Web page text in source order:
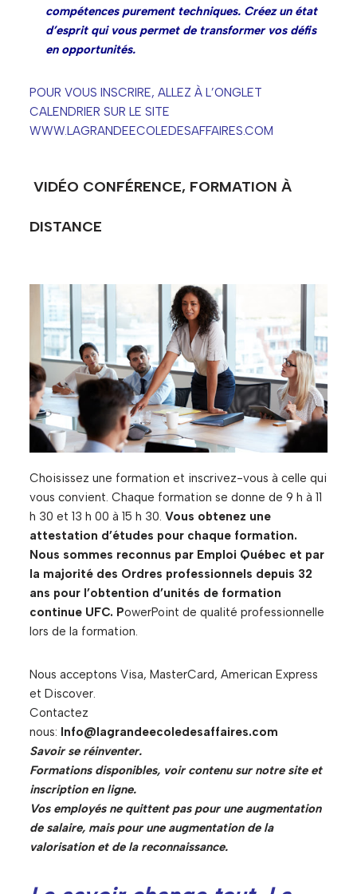
compétences purement techniques. Créez un état
d’esprit qui vous permet de transformer vos défis
en opportunités.
POUR VOUS INSCRIRE, ALLEZ À L’ONGLET
CALENDRIER SUR LE SITE
WWW.LAGRANDEECOLEDESAFFAIRES.COM
VIDÉO CONFÉRENCE, FORMATION À
DISTANCE
Choisissez une formation et inscrivez-vous à celle qui
vous convient. Chaque formation se donne de 9 h à 11
h 30 et 13 h 00 à 15 h 30.Vous obtenez une
attestation d’études pour chaque formation.
Nous sommes reconnus par Emploi Québec et par
la majorité des Ordres professionnels depuis 32
ans pour l’obtention d’unités de formation
continue UFC. PowerPoint de qualité professionnelle
lors de la formation.
Nous acceptons Visa, MasterCard, American Express
et Discover.
Contactez
nous: Info@lagrandeecoledesaffaires.com
Savoir se réinventer.
Formations disponibles, voir contenu sur notre site et
inscription en ligne.
Vos employés ne quittent pas pour une augmentation
de salaire, mais pour une augmentation de la
valorisation et de la reconnaissance.